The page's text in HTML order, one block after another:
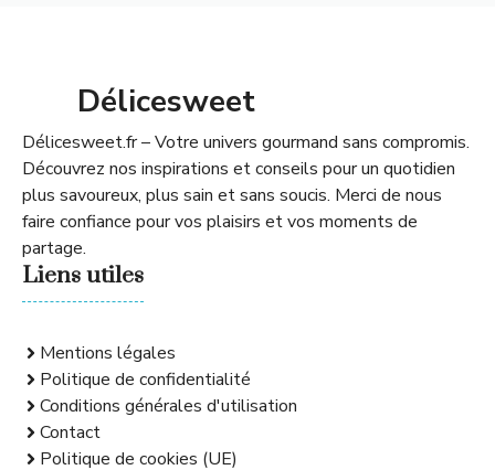
Délicesweet
Délicesweet.fr – Votre univers gourmand sans compromis.
Découvrez nos inspirations et conseils pour un quotidien
plus savoureux, plus sain et sans soucis. Merci de nous
faire confiance pour vos plaisirs et vos moments de
partage.
Liens utiles
Mentions légales
Politique de confidentialité
Conditions générales d'utilisation
Contact
Politique de cookies (UE)